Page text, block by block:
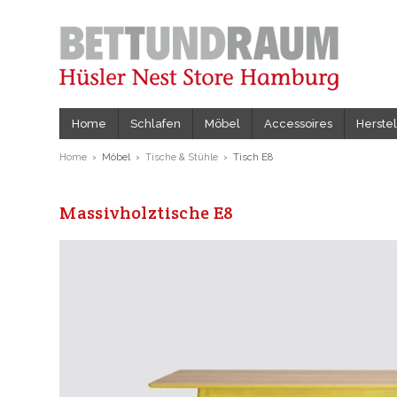
Home Schlafen Möbel Accessoires
Home › Möbel ›Tische & Stühle › Tisch E8
Massivholztische E8